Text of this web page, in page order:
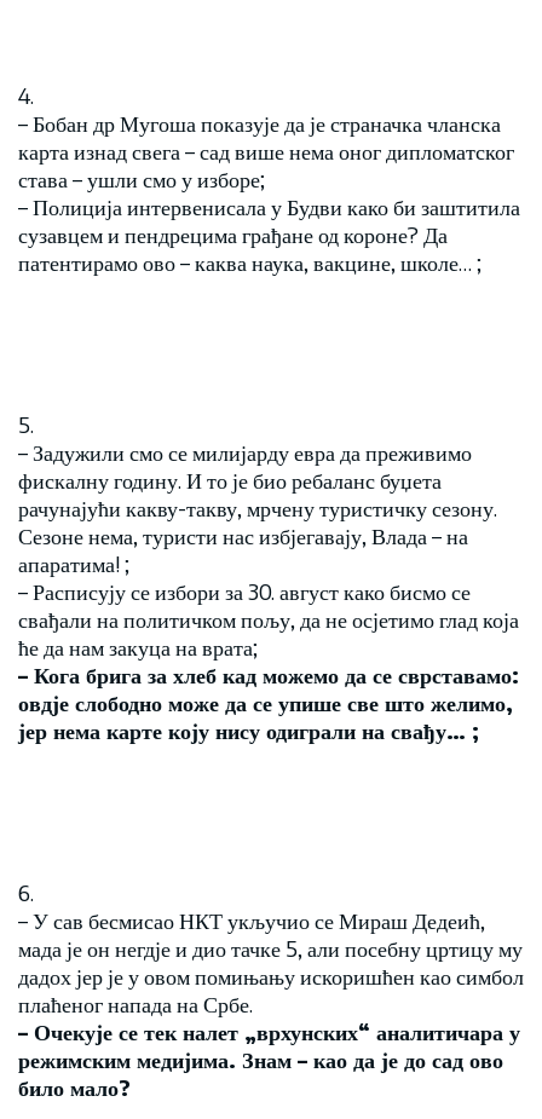
4.
– Бобан др Мугоша показује да је страначка чланска
карта изнад свега – сад више нема оног дипломатског
става – ушли смо у изборе;
– Полиција интервенисала у Будви како би заштитила
сузавцем и пендрецима грађане од короне? Да
патентирамо ово – каква наука, вакцине, школе… ;
5.
– Задужили смо се милијарду евра да преживимо
фискалну годину. И то је био ребаланс буџета
рачунајући какву-такву, мрчену туристичку сезону.
Сезоне нема, туристи нас избјегавају, Влада – на
апаратима! ;
– Расписују се избори за 30. август како бисмо се
свађали на политичком пољу, да не осјетимо глад која
ће да нам закуца на врата;
– Кога брига за хлеб кад можемо да се сврставамо:
овдје слободно може да се упише све што желимо,
јер нема карте коју нису одиграли на свађу… ;
6.
– У сав бесмисао НКТ укључио се Мираш Дедеић,
мада је он негдје и дио тачке 5, али посебну цртицу му
дадох јер је у овом помињању искоришћен као симбол
плаћеног напада на Србе.
– Очекује се тек налет „врхунских“ аналитичара у
режимским медијима. Знам – као да је до сад ово
било мало?